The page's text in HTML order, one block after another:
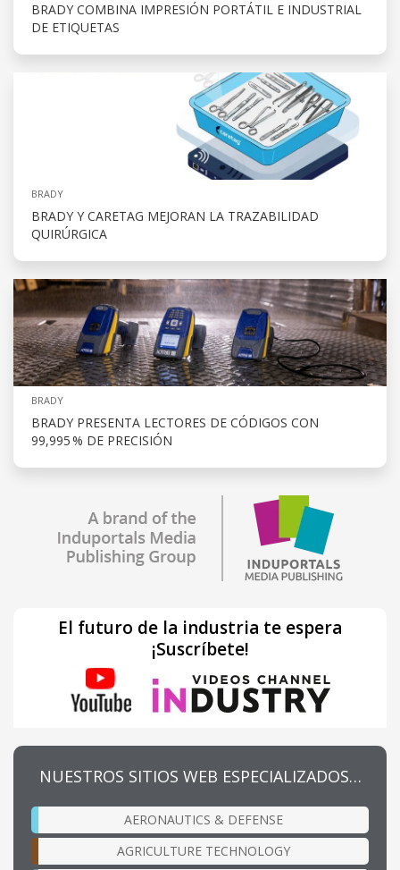
BRADY COMBINA IMPRESIÓN PORTÁTIL E INDUSTRIAL
DE ETIQUETAS
BRADY
BRADY Y CARETAG MEJORAN LA TRAZABILIDAD
QUIRÚRGICA
BRADY
BRADY PRESENTA LECTORES DE CÓDIGOS CON
99,995 % DE PRECISIÓN
El futuro de la industria te espera
¡Suscríbete!
NUESTROS SITIOS WEB ESPECIALIZADOS…
AERONAUTICS & DEFENSE
AGRICULTURE TECHNOLOGY